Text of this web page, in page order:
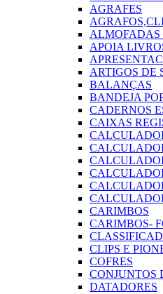
AGRAFES
ALMOFADAS
APOIA
ARTIGOS DE
BALANÇAS
BANDEJA
CADERNOS
CAIXAS
CARIMBOS
CARIMBOS-
CLIPS E
COFRES
CONJUNTOS
DATADORES